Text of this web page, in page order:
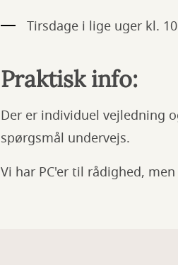
Tirsdage i lige uger kl.
Praktisk info:
Der er individuel vejledning
spørgsmål undervejs.
Vi har PC'er til rådighed,